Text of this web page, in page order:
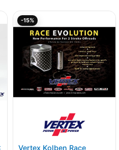
-15%
Vertex Kolben Race
war:
141,79€
ist:
120,52€.